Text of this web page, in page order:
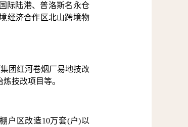
际陆港、普洛斯名永仓
经济合作区北山跨境物
团红河卷烟厂易地技改
技改项目等。
户区改造10万套(户)以